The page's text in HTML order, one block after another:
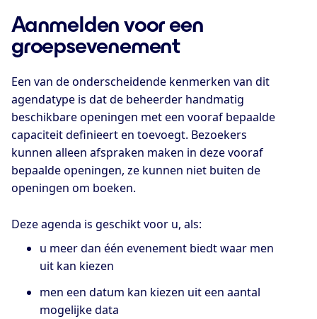
Aanmelden voor een
groepsevenement
Een van de onderscheidende kenmerken van dit
agendatype is dat de beheerder handmatig
beschikbare openingen met een vooraf bepaalde
capaciteit definieert en toevoegt. Bezoekers
kunnen alleen afspraken maken in deze vooraf
bepaalde openingen, ze kunnen niet buiten de
openingen om boeken.
Deze agenda is geschikt voor u, als:
u meer dan één evenement biedt waar men
uit kan kiezen
men een datum kan kiezen uit een aantal
mogelijke data